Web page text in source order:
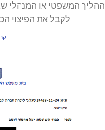
ההליך המשפטי או המנהלי
לקבל את הפיצוי